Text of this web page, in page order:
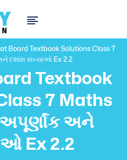
Board Textbook Solutions Class 7
દશાંશ સંખ્યાઓ Ex 2.2
Textbook
7 Maths
અને
Ex 2.2